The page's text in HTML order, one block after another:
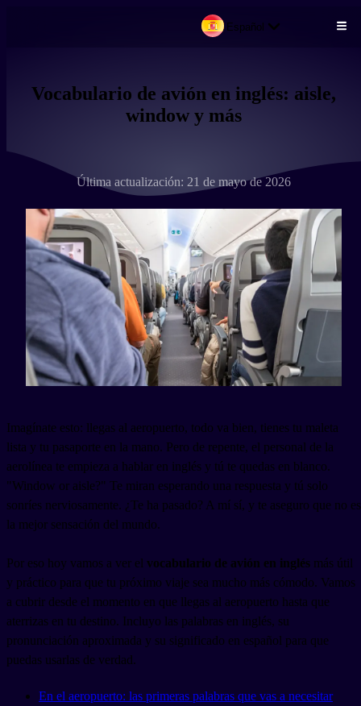
Español
Vocabulario de avión en inglés: aisle,
window y más
Última actualización: 21 de mayo de 2026
Imagínate esto: llegas al aeropuerto, todo va bien, tienes tu maleta
lista y tu pasaporte en la mano. Pero de repente, el personal de la
aerolínea te empieza a hablar en inglés y tú te quedas en blanco.
"Window or aisle?" Te miran esperando una respuesta y tú solo
sonríes nerviosamente. ¿Te ha pasado? A mí sí, y te aseguro que no es
la mejor sensación del mundo.
Por eso hoy vamos a ver el vocabulario de avión en inglés más útil
y práctico para que tu próximo viaje sea mucho más cómodo. Vamos
a cubrir desde el momento en que llegas al aeropuerto hasta que
aterrizas en tu destino. Incluyo las palabras en inglés, su
pronunciación aproximada y su significado en español para que
puedas usarlas de verdad.
En el aeropuerto: las primeras palabras que vas a necesitar